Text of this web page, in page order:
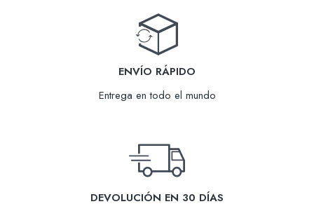
ENVÍO RÁPIDO
Entrega en todo el mundo
DEVOLUCIÓN EN 30 DÍAS